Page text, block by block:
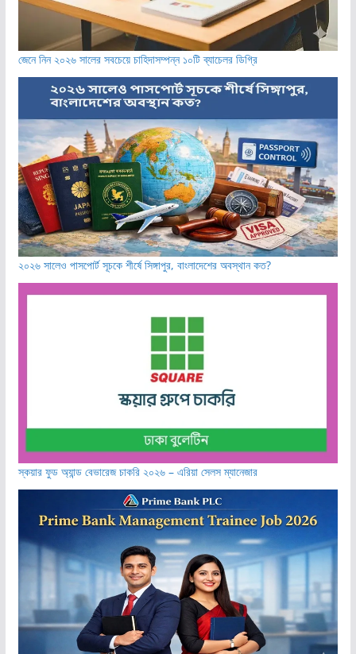
জেনে নিন ২০২৬ সালের সবচেয়ে চাহিদাসম্পন্ন ১০টি ব্যাচেলর ডিগ্রি
২০২৬ সালেও পাসপোর্ট সূচকে শীর্ষে সিঙ্গাপুর, বাংলাদেশের অবস্থান কত?
স্কয়ার ফুড অ্যান্ড বেভারেজ চাকরি ২০২৬ – এরিয়া সেলস ম্যানেজার